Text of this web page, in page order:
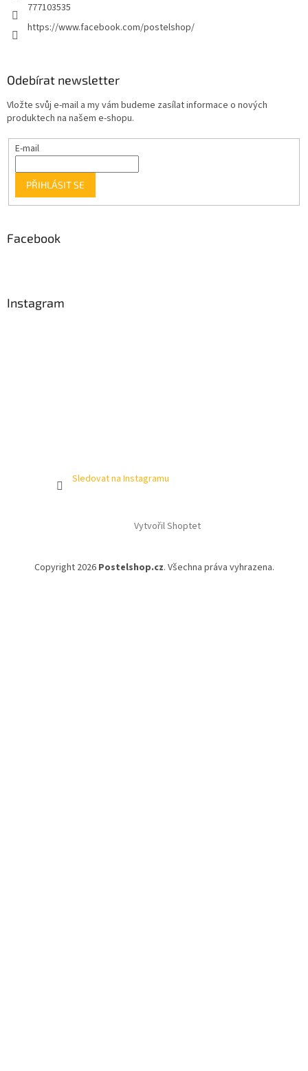
777103535
https://www.facebook.com/postelshop/
Odebírat newsletter
Vložte svůj e-mail a my vám budeme zasílat informace o nových
produktech na našem e-shopu.
E-mail
PŘIHLÁSIT SE
Facebook
Instagram
Sledovat na Instagramu
Vytvořil Shoptet
Copyright 2026 Postelshop.cz. Všechna práva vyhrazena.